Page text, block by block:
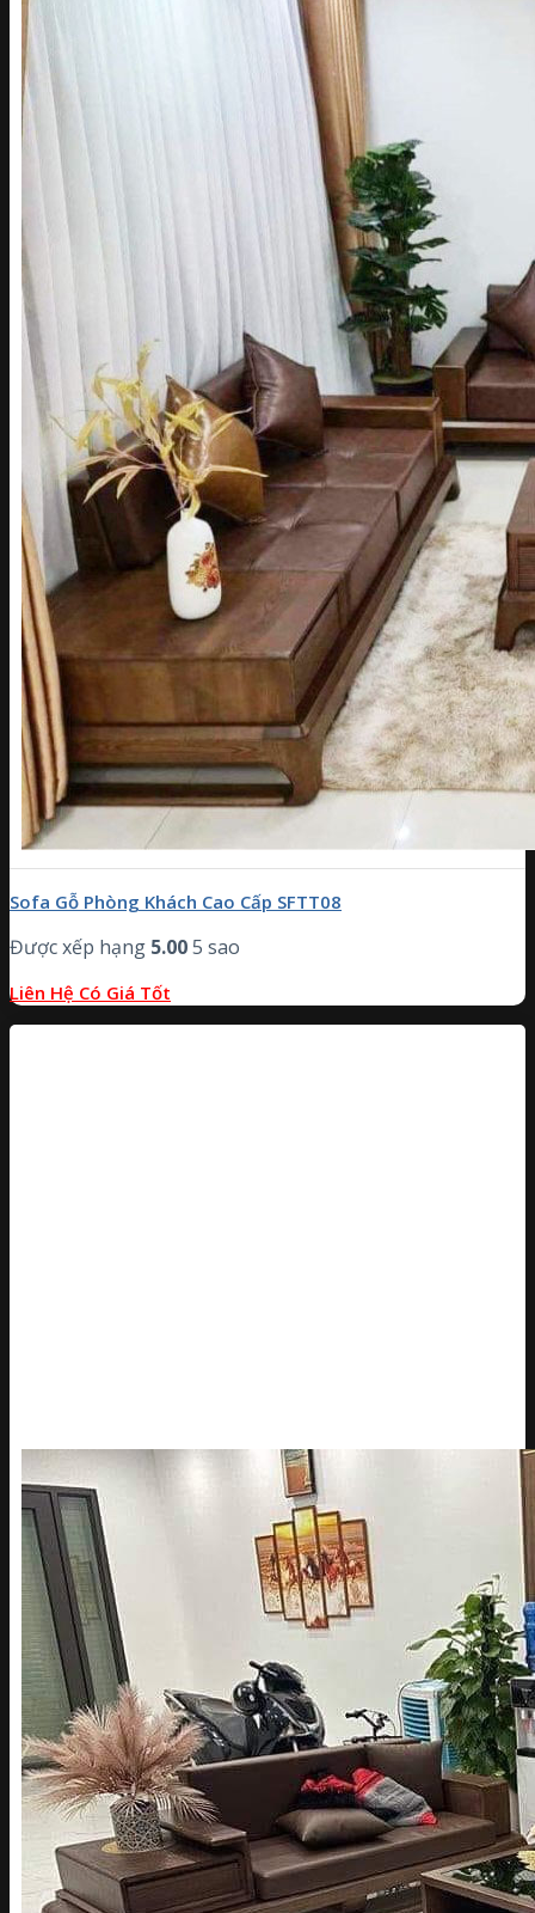
Sofa Gỗ Phòng Khách Cao Cấp SFTT08
Được xếp hạng 5.005 sao
Liên Hệ Có Giá Tốt